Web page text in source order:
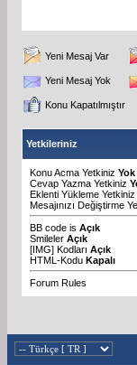
Yeni Mesaj Var
Yeni Mesaj Yok
Konu Kapatılmıştır
Yetkileriniz
Konu Acma Yetkiniz Yok
Cevap Yazma Yetkiniz
Eklenti Yükleme Yetkiniz
Mesajınızı Değiştirme
BB code is Açık
Smileler Açık
[IMG] Kodları Açık
HTML-Kodu Kapalı
Forum Rules